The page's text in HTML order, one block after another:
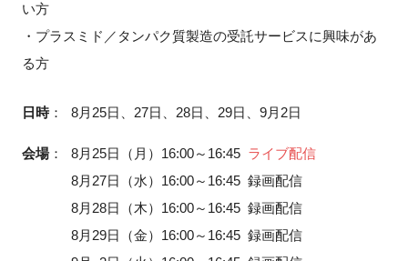
い方
・プラスミド／タンパク質製造の受託サービスに興味があ
る方
日時： 8月25日、27日、28日、29日、9月2日
会場： 8月25日（月）16:00～16:45 ライブ配信
8月27日（水）16:00～16:45 録画配信
8月28日（木）16:00～16:45 録画配信
8月29日（金）16:00～16:45 録画配信